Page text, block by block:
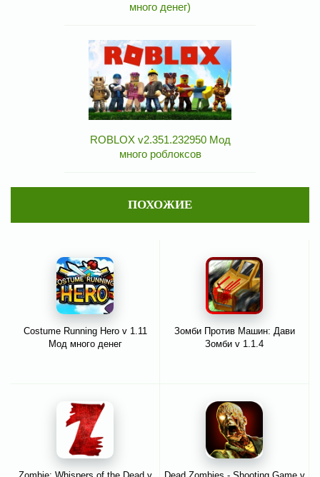
много денег)
ROBLOX v2.351.232950 Мод
много роблоксов
ПОХОЖИЕ
Costume Running Hero v 1.11
Мод много денег
Зомби Против Машин: Дави
Зомби v 1.1.4